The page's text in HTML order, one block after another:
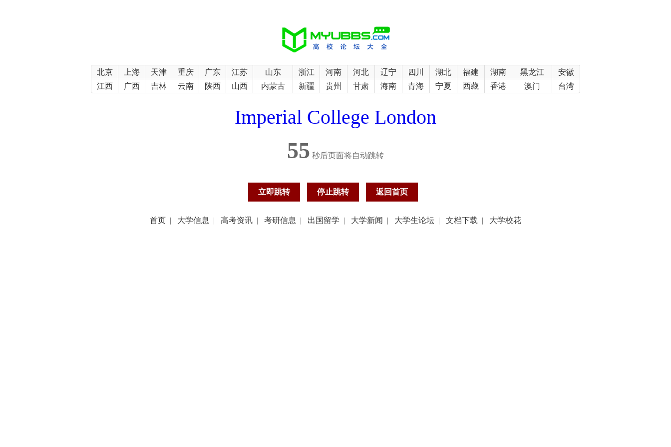
北京 上海 天津 重庆 广东 江苏 山东 浙江 河南 河北 辽宁 四川 湖北 福建 湖南 黑龙江
安徽
江西
广西 吉林 云南 陕西 山西 内蒙古 新疆 贵州 甘肃 海南 青海 宁夏 西藏 香港 澳门 台湾
Imperial College London
55 秒后页面将自动跳转
立即跳转 停止跳转 返回首页
首页 | 大学信息 | 高考资讯 | 考研信息 | 出国留学 | 大学新闻 | 大学生论坛 | 文档下载 | 大学校花